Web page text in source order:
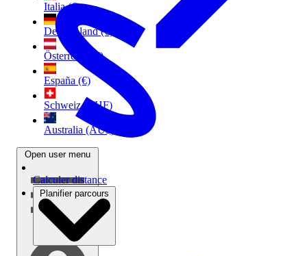
Italia (€)
Deutschland (€)
Österreich (€)
España (€)
Schweiz (CHF)
Australia (AU$)
Open user menu
Calculer distance
Planifier parcours